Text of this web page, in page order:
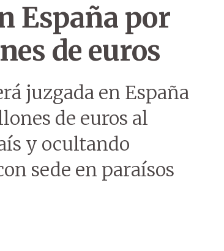
España por
de euros
juzgada en España
de euros al
y ocultando
sede en paraísos